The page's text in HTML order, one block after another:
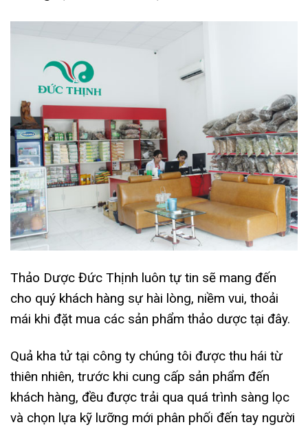
Thảo Dược Đức Thịnh luôn tự tin sẽ mang đến
cho quý khách hàng sự hài lòng, niềm vui, thoải
mái khi đặt mua các sản phẩm thảo dược tại đây.
Quả kha tử tại công ty chúng tôi được thu hái từ
thiên nhiên, trước khi cung cấp sản phẩm đến
khách hàng, đều được trải qua quá trình sàng lọc
và chọn lựa kỹ lưỡng mới phân phối đến tay người